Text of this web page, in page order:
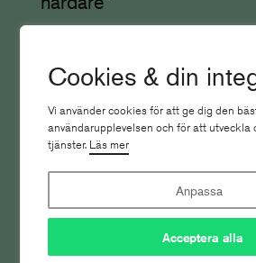
Cookies & din
Vi använder cookies för att ge dig den
användarupplevelsen och för att utveckla
tjänster. Läs mer
Anpassa
Acceptera alla